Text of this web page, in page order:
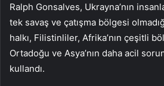
Ralph Gonsalves, Ukrayna’nın
tek savaş ve çatışma bölgesi
halkı, Filistinliler, Afrika’nın çeşitli
Ortadoğu ve Asya’nın daha acil
kullandı.